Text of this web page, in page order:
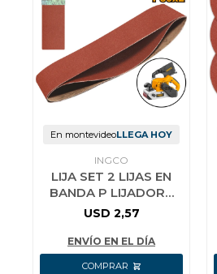
En montevideoLLEGA HOY
INGCO
LIJA SET 2 LIJAS EN
BANDA P LIJADORA
INGCO 76C533 G80
USD 2,57
ENVÍO EN EL DÍA